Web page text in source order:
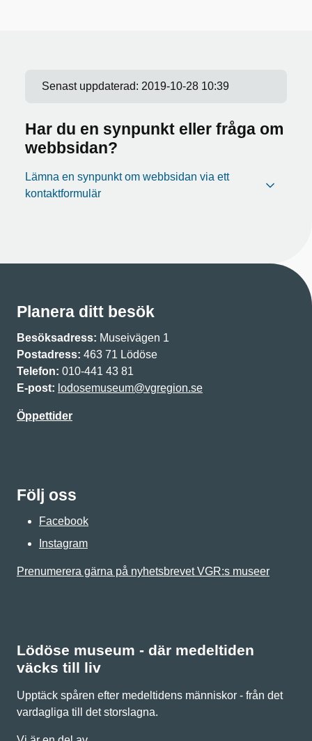
Senast uppdaterad: 2019-10-28 10:39
Har du en synpunkt eller fråga om
webbsidan?
Lämna en synpunkt om webbsidan via ett
kontaktformulär
Planera ditt besök
Besöksadress: Museivägen 1
Postadress: 463 71 Lödöse
Telefon: 010-441 43 81
E-post: lodosemuseum@vgregion.se
Öppettider
Följ oss
Facebook
Instagram
Prenumerera gärna på nyhetsbrevet VGR:s museer
Lödöse museum - där medeltiden
väcks till liv
Upptäck spåren efter medeltidens människor - från det
vardagliga till det storslagna.